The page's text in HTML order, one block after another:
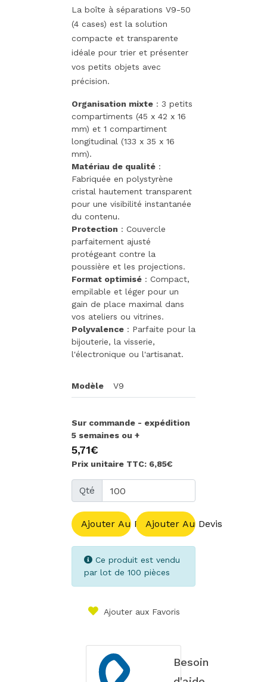
La boîte à séparations V9-50
(4 cases) est la solution
compacte et transparente
idéale pour trier et présenter
vos petits objets avec
précision.
Organisation mixte : 3 petits
compartiments (45 x 42 x 16
mm) et 1 compartiment
longitudinal (133 x 35 x 16
mm).
Matériau de qualité :
Fabriquée en polystyrène
cristal hautement transparent
pour une visibilité instantanée
du contenu.
Protection : Couvercle
parfaitement ajusté
protégeant contre la
poussière et les projections.
Format optimisé : Compact,
empilable et léger pour un
gain de place maximal dans
vos ateliers ou vitrines.
Polyvalence : Parfaite pour la
bijouterie, la visserie,
l'électronique ou l'artisanat.
Modèle V9
Sur commande - expédition
5 semaines ou +
5,71€
Prix unitaire TTC: 6,85€
Qté
Ajouter Au PanierAjouter Au Devis
Ce produit est vendu
par lot de 100 pièces
Ajouter aux Favoris
Besoin